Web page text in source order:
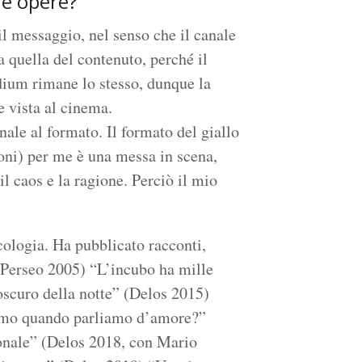
nel senso che il canale
quella del contenuto, perché il
rimane lo stesso, dunque la
vista al cinema.
al formato. Il formato del giallo
per me è una messa in scena,
caos e la ragione. Perciò il mio
Ha pubblicato racconti,
2005) “L’incubo ha mille
della notte” (Delos 2015)
quando parliamo d’amore?”
(Delos 2018, con Mario